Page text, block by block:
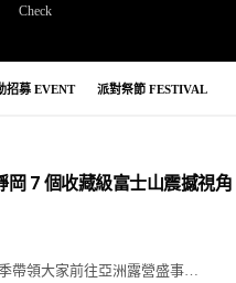
Check
招募 EVENT 派對祭節 FESTIVAL
7 個收藏級富士山震撼視角
帶領大家前往亞洲露營盛事…